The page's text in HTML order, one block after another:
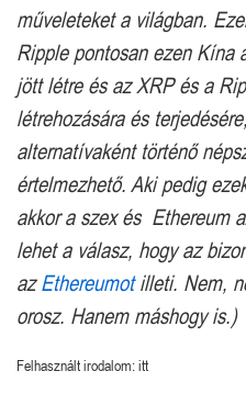
műveleteket a világban.
Ripple pontosan ezen Kína
jött létre és az XRP és a
létrehozására és
alternatívaként történő
értelmezhető. Aki pedig
akkor a szex és Ethereum
lehet a válasz, hogy az
azEthereumotilleti. Nem,
orosz. Hanem máshogy is.)
Felhasznált irodalom: itt